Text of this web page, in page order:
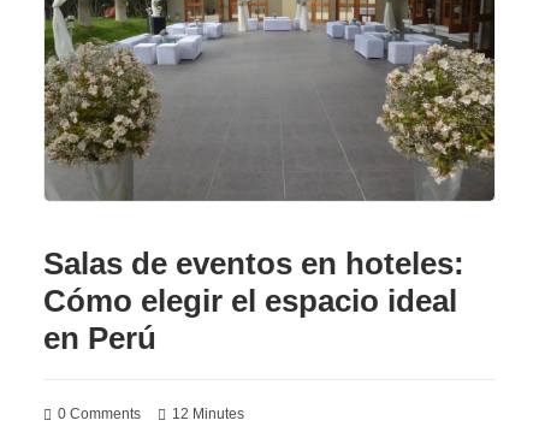
Salas de eventos en hoteles:
Cómo elegir el espacio ideal
en Perú
0 Comments 12 Minutes